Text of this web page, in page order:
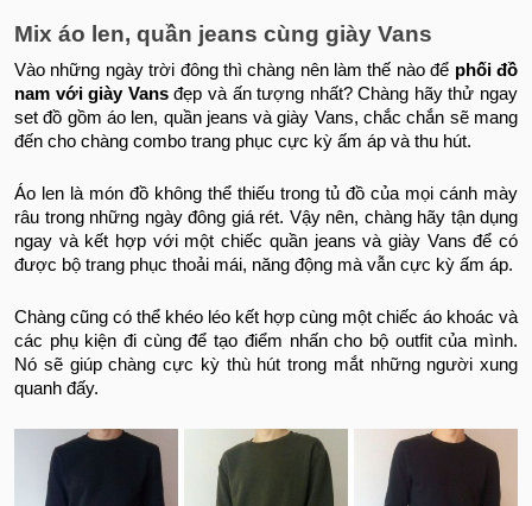
Mix áo len, quần jeans cùng giày Vans
Vào những ngày trời đông thì chàng nên làm thế nào để phối đồ
nam với giày Vansđẹp và ấn tượng nhất? Chàng hãy thử ngay
set đồ gồm áo len, quần jeans và giày Vans, chắc chắn sẽ mang
đến cho chàng combo trang phục cực kỳ ấm áp và thu hút.
Áo len là món đồ không thể thiếu trong tủ đồ của mọi cánh mày
râu trong những ngày đông giá rét. Vậy nên, chàng hãy tận dụng
ngay và kết hợp với một chiếc quần jeans và giày Vans để có
được bộ trang phục thoải mái, năng động mà vẫn cực kỳ ấm áp.
Chàng cũng có thể khéo léo kết hợp cùng một chiếc áo khoác và
các phụ kiện đi cùng để tạo điểm nhấn cho bộ outfit của mình.
Nó sẽ giúp chàng cực kỳ thù hút trong mắt những người xung
quanh đấy.